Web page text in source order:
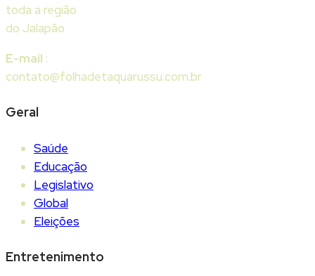
toda a região
do Jalapão
E-mail :
contato@folhadetaquarussu.com.br
Geral
Saúde
Educação
Legislativo
Global
Eleições
Entretenimento